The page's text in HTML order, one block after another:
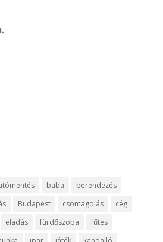
baba
berendezés
Budapest csomagolás
cég
eladás fürdőszoba
fűtés